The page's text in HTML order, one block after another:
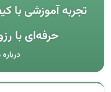
تجربه آموزشی با
حرفه‌ای با
درباره